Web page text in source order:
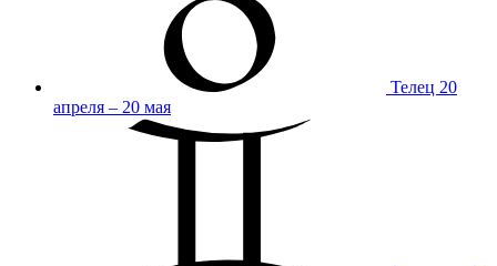
Телец 20
апреля – 20 мая